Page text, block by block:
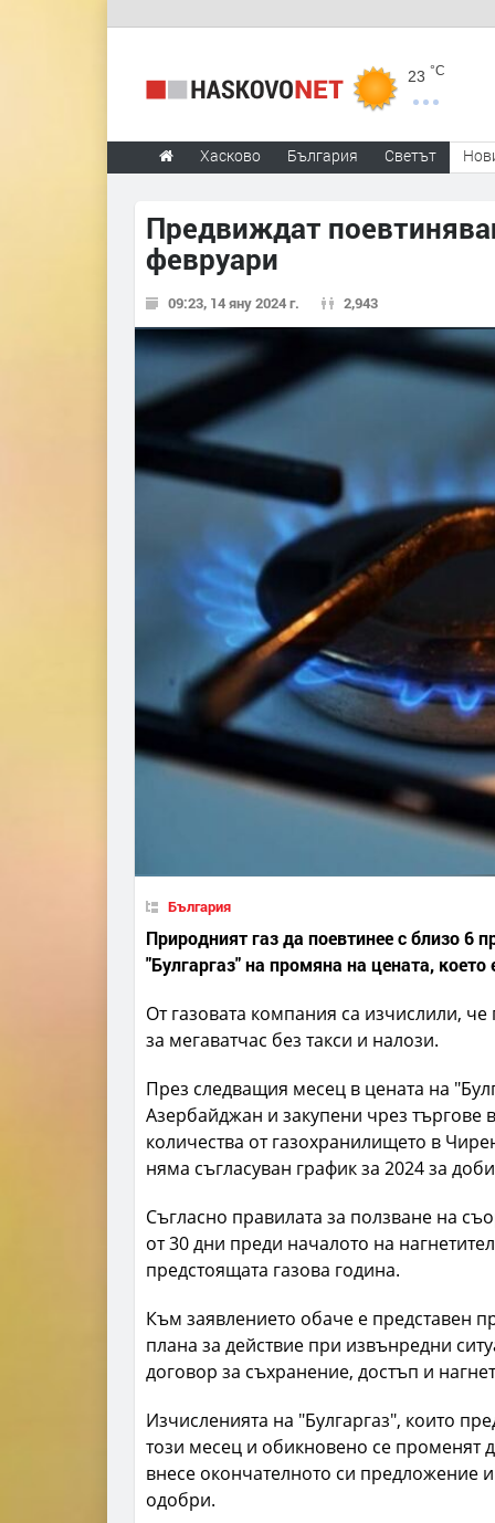
23 °C
Хасково България Светът
Предвиждат
февруари
09:23, 14 яну 2024 г. 2,943
България
Природният газ да поевтинее с близо 6
"Булгаргаз" на промяна на цената, което
От газовата компания са изчислили,
за мегаватчас без такси и налози.
През следващия месец в цената на
Азербайджан и закупени чрез търгове
количества от газохранилището в
няма съгласуван график за 2024 за
Съгласно правилата за ползване на
от 30 дни преди началото на
предстоящата газова година.
Към заявлението обаче е представен
плана за действие при извънредни
договор за съхранение, достъп и
Изчисленията на "Булгаргаз", които
този месец и обикновено се променят
внесе окончателното си предложение
одобри.